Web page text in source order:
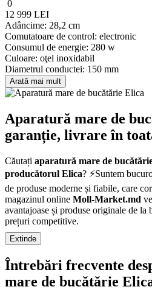
0
12 999 LEI
Adâncime: 28,2 cm
Comutatoare de control: electronic
Consumul de energie: 280 w
Culoare: oţel inoxidabil
Diametrul conductei: 150 mm
Arată mai mult
Aparatură mare de
garanție, livrare în
Căutați aparatură mare de
producătorul Elica? ⚡Suntem
de produse moderne și fiabile, care
magazinul online Moll-Market.md
avantajoase și produse originale de la
prețuri competitive.
Elicaeste un producător recunoscut
sunt atent selectate pentru a oferi o
durată. Indiferent dacă aveți nevoie
profesional — avem soluții potrivite
Extinde
Întrebări frecvente
mare de bucătărie